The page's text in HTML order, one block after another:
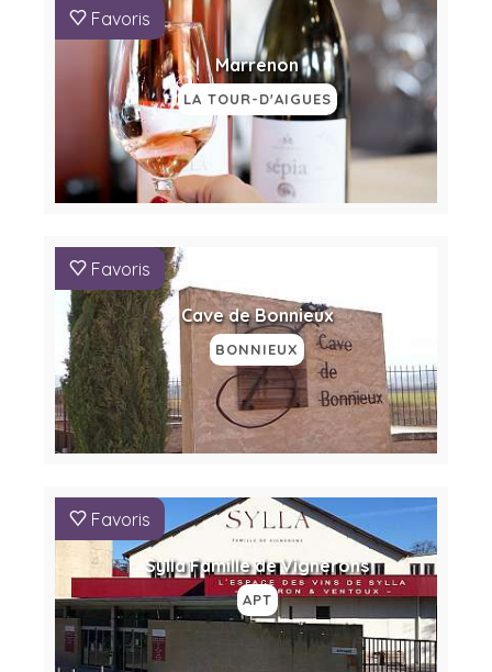
Favoris
Marrenon
LA TOUR-D'AIGUES
Favoris
Cave de Bonnieux
BONNIEUX
Favoris
Sylla Famille de Vignerons
APT